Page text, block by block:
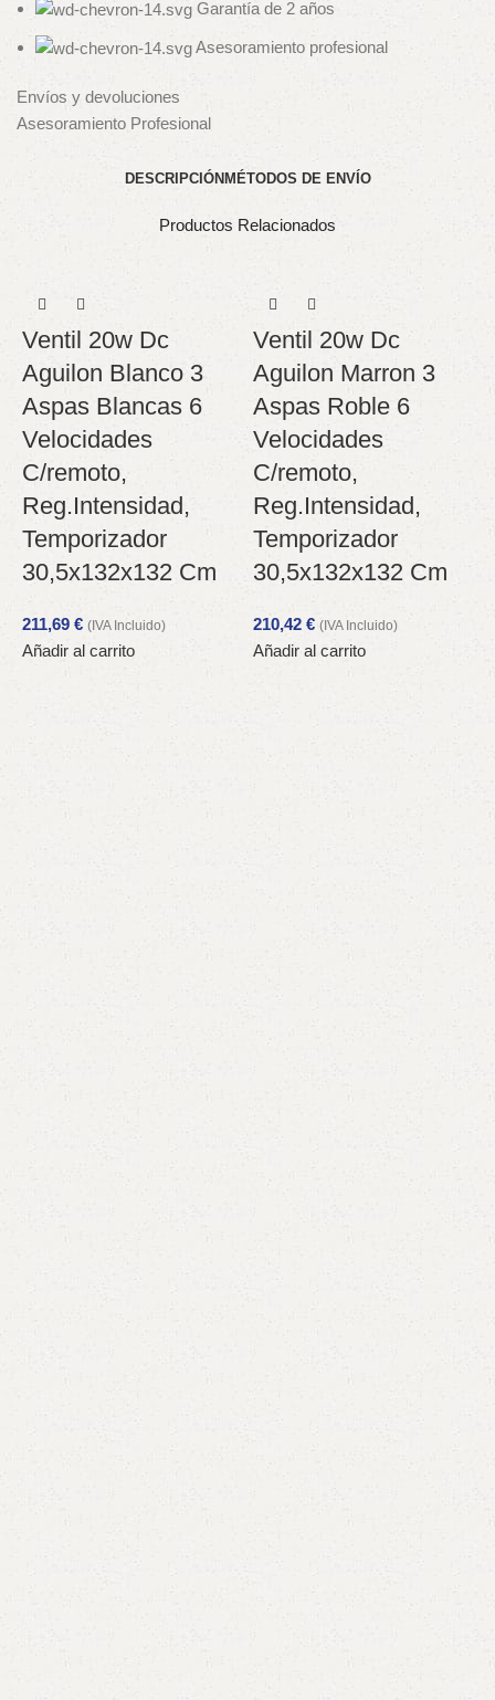
Garantía de 2 años
Asesoramiento profesional
Envíos y devoluciones
Asesoramiento Profesional
DESCRIPCIÓN MÉTODOS DE ENVÍO
Productos Relacionados
Ventil 20w Dc
Aguilon Blanco 3
Aspas Blancas 6
Velocidades
C/remoto,
Reg.Intensidad,
Temporizador
30,5x132x132 Cm
211,69 € (IVA Incluido)
Añadir al carrito
Ventil 20w Dc
Aguilon Marron 3
Aspas Roble 6
Velocidades
C/remoto,
Reg.Intensidad,
Temporizador
30,5x132x132 Cm
210,42 € (IVA Incluido)
Añadir al carrito